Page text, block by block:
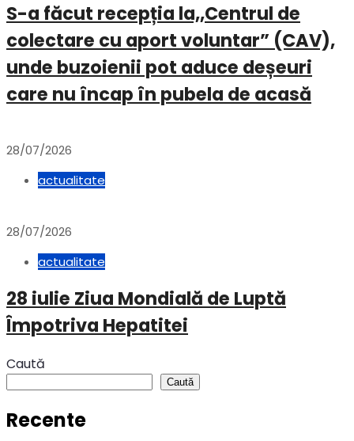
S-a făcut recepția la,,Centrul de
colectare cu aport voluntar” (CAV),
unde buzoienii pot aduce deșeuri
care nu încap în pubela de acasă
28/07/2026
actualitate
28/07/2026
actualitate
28 iulie Ziua Mondială de Luptă
Împotriva Hepatitei
Caută
Caută
Recente